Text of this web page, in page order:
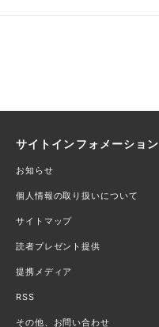
サイトインフォメーション
お知らせ
個人情報の取り扱いについて
サイトマップ
読者プレゼント提供
提携メディア
RSS
その他、お問い合わせ